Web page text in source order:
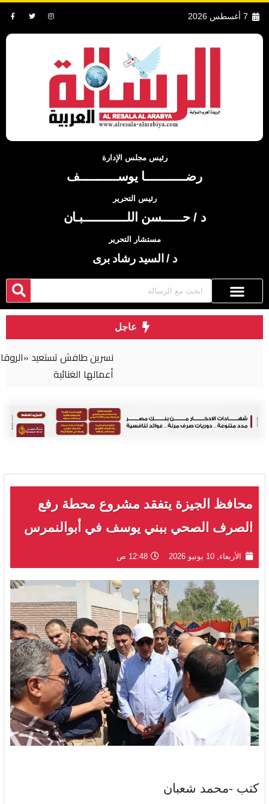
7 أغسطس 2026
رئيس مجلس الإدارة
رضــــــــــــا يوســـــــــــف
رئيس التحرير
د / حــــــسن اللـــــــــــــبـان
مستشار التحرير
د / السيد رشاد برى
عاجل
نسرين طافش تستعيد «الروقان» من كواليس أحدث
​محافظ الجيزة يتفقد مشروع محطة رفع
الصرف الصحي ببني يوسف في أبوالنمرس
الأربعاء, 10 يونيو 2026 12:48 ص
كتب -محمد شعبان